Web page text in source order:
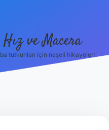
Hız ve Macera
tutkunları için neşeli hikayeler!